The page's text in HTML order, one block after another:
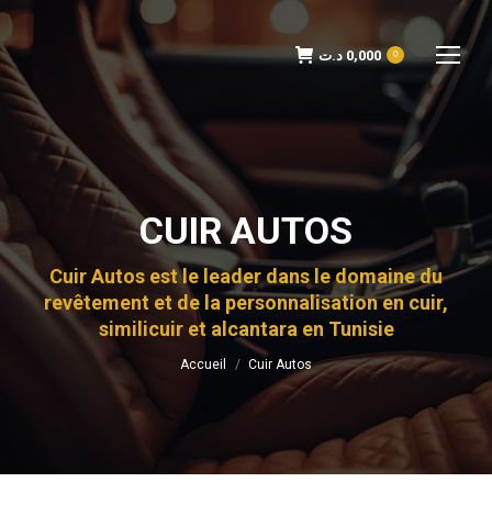
0,000 د.ت 0
CUIR AUTOS
Cuir Autos est le leader dans le domaine du
revêtement et de la personnalisation en cuir,
similicuir et alcantara en Tunisie
Vous êtes ici :
Accueil Cuir Autos